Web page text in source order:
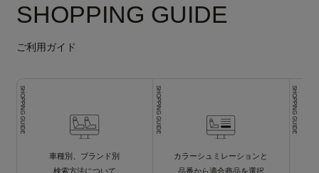
SHOPPING GUIDE
ご利用ガイド
SHOPPING GUIDE
車種別、ブランド別
検索方法について
SHOPPING GUIDE
カラーシュミレーションと
品番から適合商品を選択
SHOPPING GUIDE